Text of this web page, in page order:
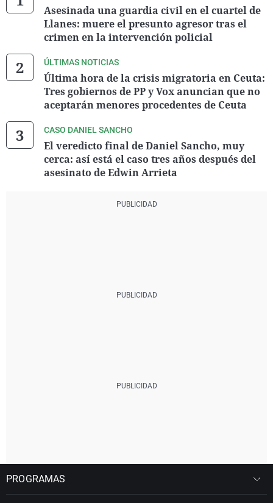
Asesinada una guardia civil en el cuartel de
Llanes: muere el presunto agresor tras el
crimen en la intervención policial
ÚLTIMAS NOTICIAS
Última hora de la crisis migratoria en Ceuta:
Tres gobiernos de PP y Vox anuncian que no
aceptarán menores procedentes de Ceuta
CASO DANIEL SANCHO
El veredicto final de Daniel Sancho, muy
cerca: así está el caso tres años después del
asesinato de Edwin Arrieta
PROGRAMAS